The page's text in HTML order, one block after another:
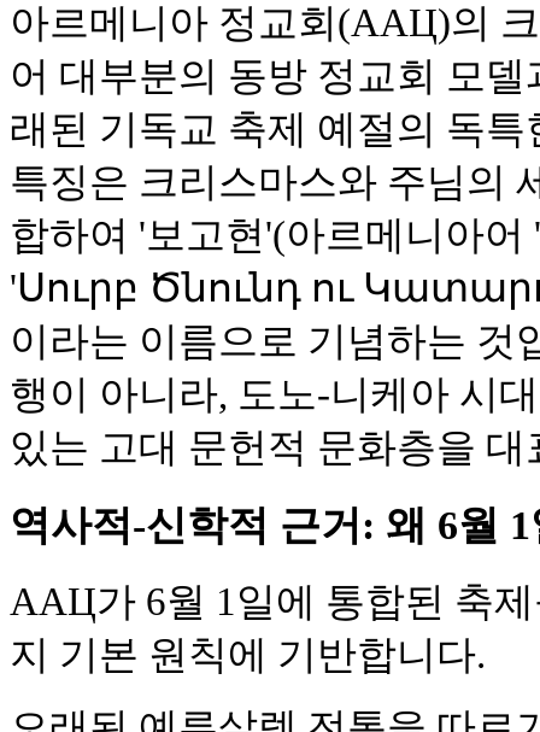
아르메니아 정교회(AАЦ)의
어 대부분의 동방 정교회 모
래된 기독교 축제 예절의 독
특징은 크리스마스와 주님의
합하여 '보고현'(아르메니아어
'Սուրբ Ծնունդ ու
이라는 이름으로 기념하는 것
행이 아니라, 도노-니케아 시
있는 고대 문헌적 문화층을 대
역사적-신학적 근거: 왜 6월
AAЦ가 6월 1일에 통합된 축
지 기본 원칙에 기반합니다.